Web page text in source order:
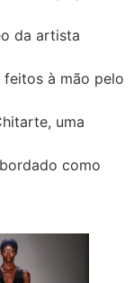
da artista
feitos à mão pelo
uma
como